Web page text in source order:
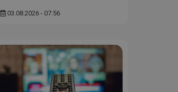
03.08.2026 - 07:56